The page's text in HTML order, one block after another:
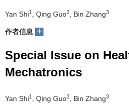
态
目
录
入
集
群
关
于
我
们
读
者
服
学
会
Yan Shi1 , Qing Guo2 , Bin Zhang3
作者信息 +
Special Issue on
Mechatronics
Yan Shi1 , Qing Guo2 , Bin Zhang3